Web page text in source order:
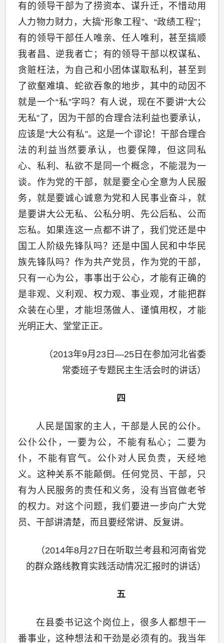
有的领导干部为了捞资本、谋升迁，不惜动用
人力物力财力，大搞“形象工程”、“政绩工程”；
有的领导干部任人唯亲、任人唯利，甚至搞顺
我者昌、逆我者亡；有的领导干部以权谋私、
贪赃枉法，为自己和小团体谋取私利，甚至到
了欲壑难填、蛇欲吞象的地步，其中的动因不
就是一个“私”字吗？有人说，现在不要讲“大公
无私”了，因为干部的合理合法利益也要承认，
应该是“大公有私”。这是一个谬论！干部合理合
法的利益当然要承认，也要保障，但这同私
心、私利、私欲不是同一个概念，不能混为一
谈。作为党的干部，就是要全心全意为人民服
务，就是要诚心诚意为党和人民事业奋斗，就
是要讲大公无私、公私分明、先公后私、公而
忘私。如果连这一点都不讲了，我们党还是中
国工人阶级先锋队吗？还是中国人民和中华民
族先锋队吗？作为共产党员，作为党的干部，
只有一心为公，事事出于公心，才能有正确的
是非观、义利观、权力观、事业观，才能把群
众装在心里，才能坦荡做人、谨慎用权，才能
光明正大、堂堂正正。
（2013年9月23日—25日在参加河北省委
常委班子专题民主生活会时的讲话）
四
人民是国家的主人，干部是人民的公仆。
公仆公仆，一要为公，不能有私心；二要为
仆，不能有官气。公仆对人民负责，天经地
义。这种关系不能颠倒。任何党员、干部，只
有为人民服务的责任和义务，没有当官做老爷
的权力。对这个问题，我们要进一步向广大党
员、干部讲清楚，而且要经常讲、反复讲。
（2014年8月27日在听取兰考县和河南省党
的群众路线教育实践活动情况汇报时的讲话）
五
在县委书记这个岗位上，很多人都想干一
番事业，这种想法和干劲是必须有的。我当年